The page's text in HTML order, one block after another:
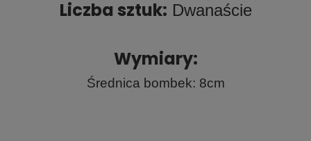
Liczba sztuk: Dwanaście
Wymiary:
Średnica bombek: 8cm